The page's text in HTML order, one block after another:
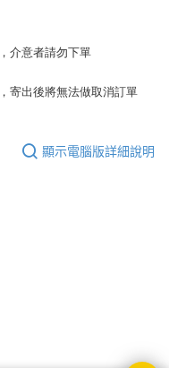
介意者請勿下單
寄出後將無法做取消訂單
顯示電腦版詳細說明